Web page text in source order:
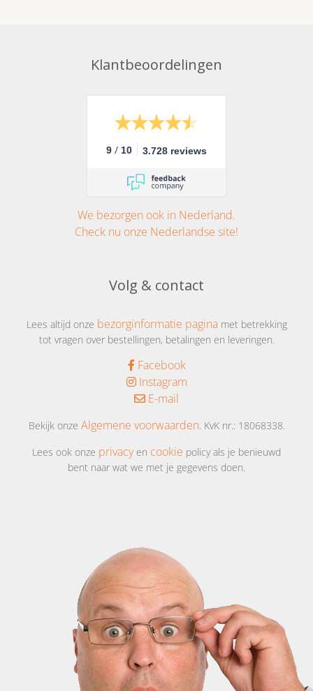
Klantbeoordelingen
9 / 10 3.728 reviews
We bezorgen ook in Nederland.
Check nu onze Nederlandse site!
Volg & contact
Lees altijd onze bezorginformatie paginamet betrekking
tot vragen over bestellingen, betalingen en leveringen.
Facebook
Instagram
E-mail
Bekijk onze Algemene voorwaarden . KvK nr.: 18068338.
Lees ook onze privacyen cookie policy als je benieuwd
bent naar wat we met je gegevens doen.